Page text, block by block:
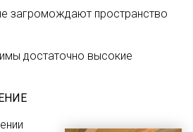
загромождают пространство
достаточно высокие